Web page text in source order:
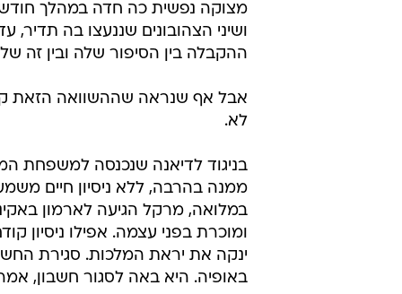
מצוקה נפשית כה חדה במהלך
ושיני הצהובונים שננעצו בה
ההקבלה בין הסיפור שלה ובין זה
אבל אף שנראה שההשוואה הזאת
לא.
ממנה בהרבה, ללא ניסיון חיים
ומוכרת בפני עצמה. אפילו ניסיון
ינקה את יראת המלכות. סגירת
באופיה. היא באה לסגור חשבון,